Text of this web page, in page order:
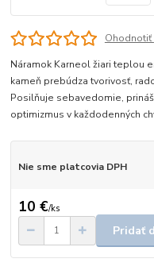
Náramok Karneol žiari teplou
kameň prebúdza tvorivosť,
Posilňuje sebavedomie,
optimizmus v každodenných
Nie sme platcovia DPH
10 €/ks
Pridať